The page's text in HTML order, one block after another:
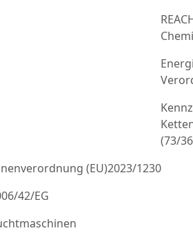
(73/
(EU)2023/1230
42/EG